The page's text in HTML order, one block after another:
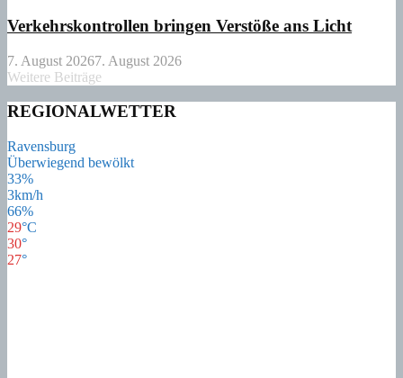
Verkehrskontrollen bringen Verstöße ans Licht
7. August 20267. August 2026
Weitere Beiträge
REGIONALWETTER
Ravensburg
Überwiegend bewölkt
33%
3km/h
66%
29°C
30°
27°